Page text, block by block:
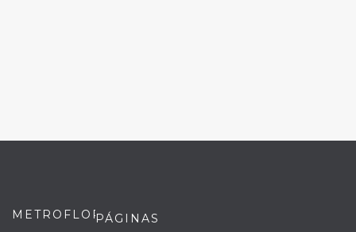
METROFLORPÁGINAS